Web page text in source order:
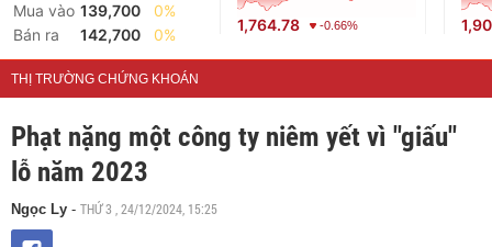
Mua vào 139,700
0%
Bán ra
142,700 0%
1,764.78 -0.66%
THỊ TRƯỜNG CHỨNG KHOÁN
Phạt nặng một công ty niêm yết vì "giấu"
lỗ năm 2023
Ngọc Ly - THỨ 3 , 24/12/2024, 15:25